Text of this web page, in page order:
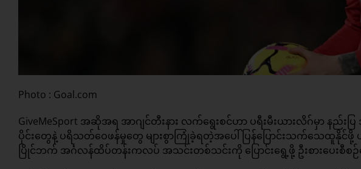
Photo : Goal.com
GiveMeSport အဆိုအရ အာဂျင်တီးနား လက်ရွေးစင်ဟာ ပရီးမီးယားလိဂ်မှာ နည်
ပိုင်းတွေနဲ့ ပရိသတ်ဝေဖန်မှုတွေ များစွာကြုံခဲ့ရတဲ့အပေါ် ပြန်ပြောင်းသက်သေထူ
ပြိုင်ဘက် အင်္ဂလန်ထိပ်တန်းကလပ် အသင်းတစ်သင်းကို ပြောင်းရွေ့ဖို့ ဦးစားပေး